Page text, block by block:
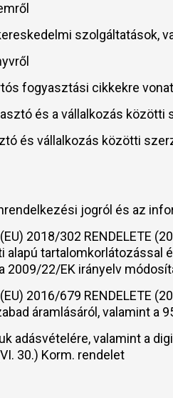
fogyasztási cikkekre
és a vállalkozás
és vállalkozás közötti
jogról és az
(EU) 2018/302
alapú
2009/22/EK irányelv
(EU) 2016/679
áramlásáról, valamint
adásvételére, valamint a
30.) Korm. rendelet